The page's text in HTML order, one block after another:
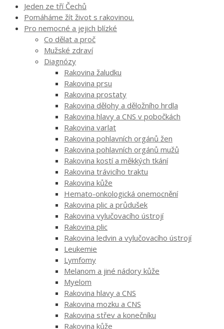
Jeden ze tří Čechů
Pomáháme žít život s rakovinou.
Pro nemocné a jejich blízké
Co dělat a proč
Mužské zdraví
Diagnózy
Rakovina žaludku
Rakovina prsu
Rakovina prostaty
Rakovina dělohy a děložního hrdla
Rakovina hlavy a CNS v pobočkách
Rakovina varlat
Rakovina pohlavních orgánů žen
Rakovina pohlavních orgánů mužů
Rakovina kostí a měkkých tkání
Rakovina trávicího traktu
Rakovina kůže
Hemato-onkologická onemocnění
Rakovina plic a průdušek
Rakovina vylučovacího ústrojí
Rakovina plic
Rakovina ledvin a vylučovacího ústrojí
Leukemie
Lymfomy
Melanom a jiné nádory kůže
Myelom
Rakovina hlavy a CNS
Rakovina mozku a CNS
Rakovina střev a konečníku
Rakovina kůže